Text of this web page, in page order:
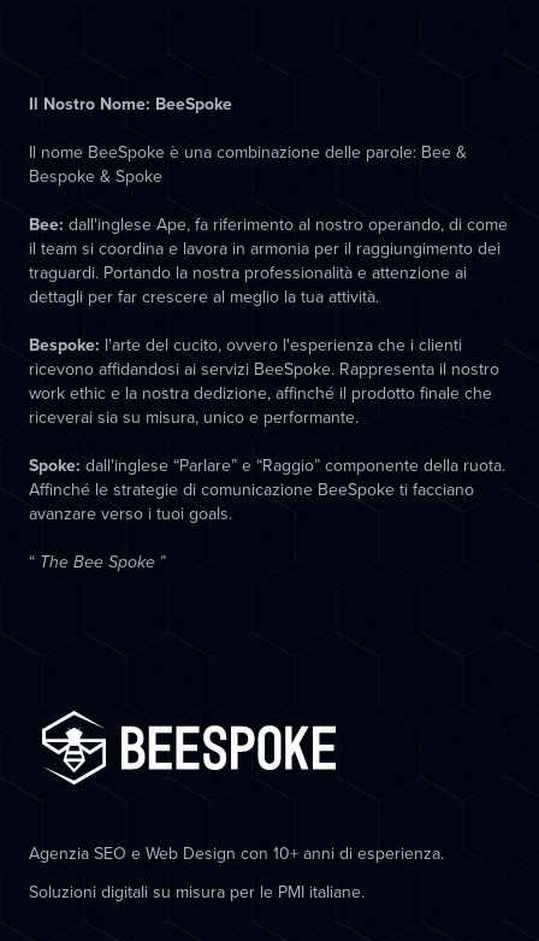
Il Nostro Nome: BeeSpoke
Il nome BeeSpoke è una combinazione delle parole: Bee &
Bespoke & Spoke
Bee: dall'inglese Ape, fa riferimento al nostro operando, di come
il team si coordina e lavora in armonia per il raggiungimento dei
traguardi. Portando la nostra professionalità e attenzione ai
dettagli per far crescere al meglio la tua attività.
Bespoke: l'arte del cucito, ovvero l'esperienza che i clienti
ricevono affidandosi ai servizi BeeSpoke. Rappresenta il nostro
work ethic e la nostra dedizione, affinché il prodotto finale che
riceverai sia su misura, unico e performante.
Spoke: dall'inglese “Parlare” e “Raggio” componente della ruota.
Affinché le strategie di comunicazione BeeSpoke ti facciano
avanzare verso i tuoi goals.
“ The Bee Spoke ”
Agenzia SEO e Web Design con 10+ anni di esperienza.
Soluzioni digitali su misura per le PMI italiane.